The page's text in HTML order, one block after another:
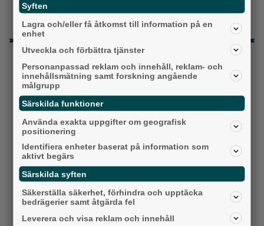
Då börjar tågen rulla igen: ”Vi ligger bra i fas”
Senaste artiklarna
Alingsås
Syften
Lagra och/eller få åtkomst till information på en
enhet
Utveckla och förbättra tjänster
Personanpassad reklam och innehåll, reklam- och
innehållsmätning samt forskning angående
målgrupp
Särskilda funktioner
Använda exakta uppgifter om geografisk
positionering
Identifiera enheter baserat på information som
aktivt begärs
Särskilda syften
Säkerställa säkerhet, förhindra och upptäcka
bedrägerier samt åtgärda fel
Leverera och visa reklam och innehåll